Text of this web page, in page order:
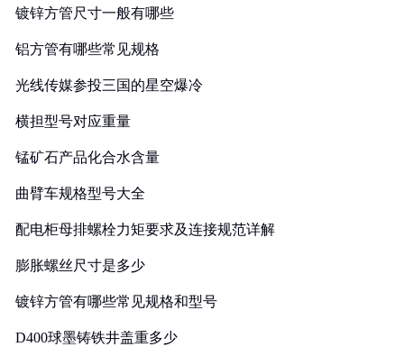
镀锌方管尺寸一般有哪些
铝方管有哪些常见规格
光线传媒参投三国的星空爆冷
横担型号对应重量
锰矿石产品化合水含量
曲臂车规格型号大全
配电柜母排螺栓力矩要求及连接规范详解
膨胀螺丝尺寸是多少
镀锌方管有哪些常见规格和型号
D400球墨铸铁井盖重多少